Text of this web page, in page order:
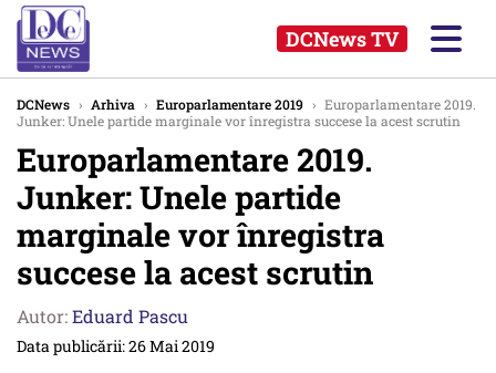
DCNews TV
DCNews › Arhiva › Europarlamentare 2019 › Europarlamentare 2019.
Junker: Unele partide marginale vor înregistra succese la acest scrutin
Europarlamentare 2019.
Junker: Unele partide
marginale vor înregistra
succese la acest scrutin
Autor:Eduard Pascu
Data publicării: 26 Mai 2019